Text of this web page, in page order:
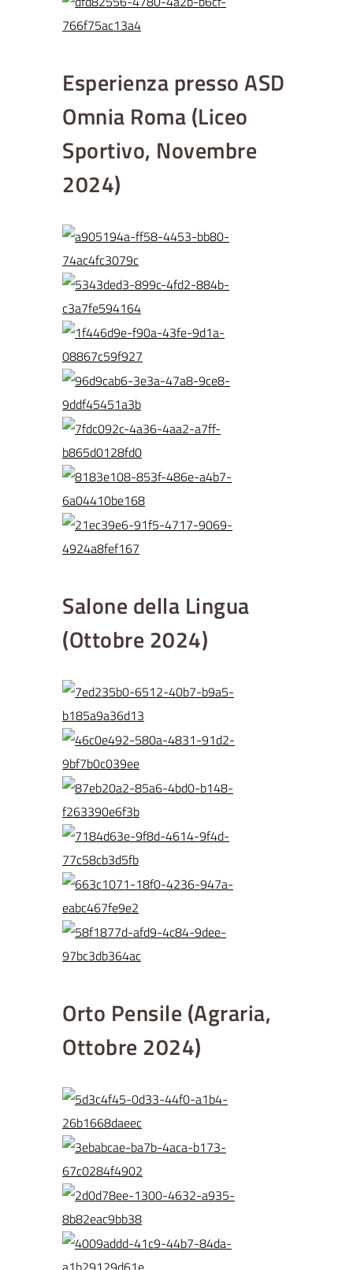
Esperienza presso ASD
Omnia Roma (Liceo
Sportivo, Novembre
2024)
Salone della Lingua
(Ottobre 2024)
Orto Pensile (Agraria,
Ottobre 2024)